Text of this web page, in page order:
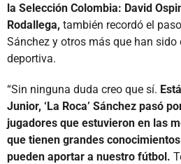
la Selección Colombia: David
Rodallega, también recordó el paso
Sánchez y otros más que han sido
deportiva.
“Sin ninguna duda creo que sí.
Junior, ‘La Roca’ Sánchez pasó
jugadores que estuvieron en las
que tienen grandes
pueden aportar a nuestro fútbol.